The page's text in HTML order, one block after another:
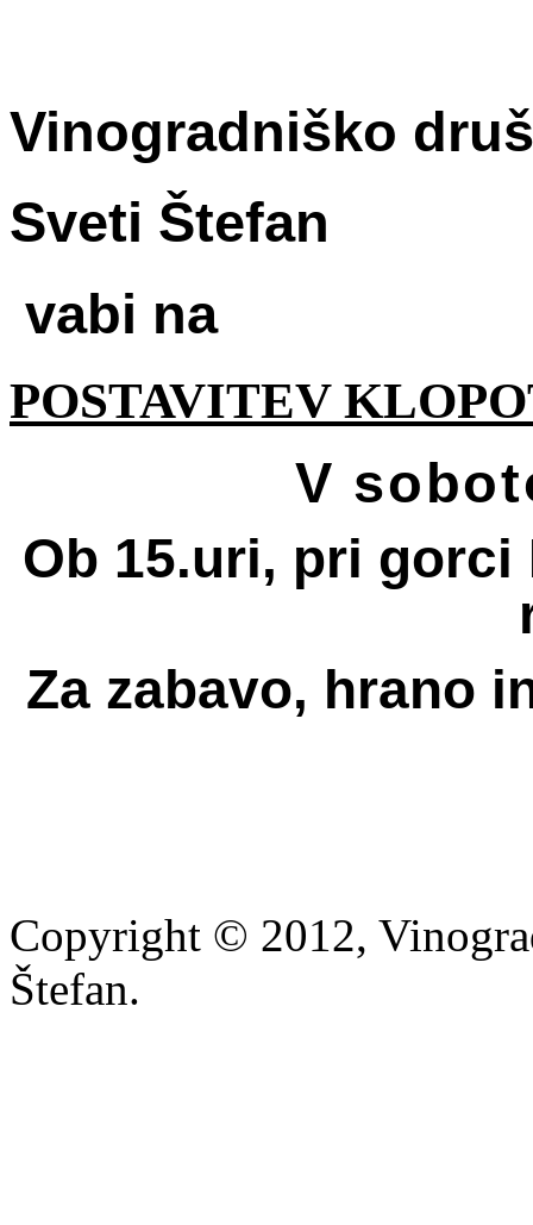
Vinogradniško
Sveti Štefan
vabi na
POSTAVITEV
V
Ob 15.uri, pri gorci
Za zabavo, hrano
Copyright © 2012,
Štefan.